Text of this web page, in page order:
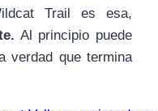
Trail es esa,
Al principio puede
verdad que termina